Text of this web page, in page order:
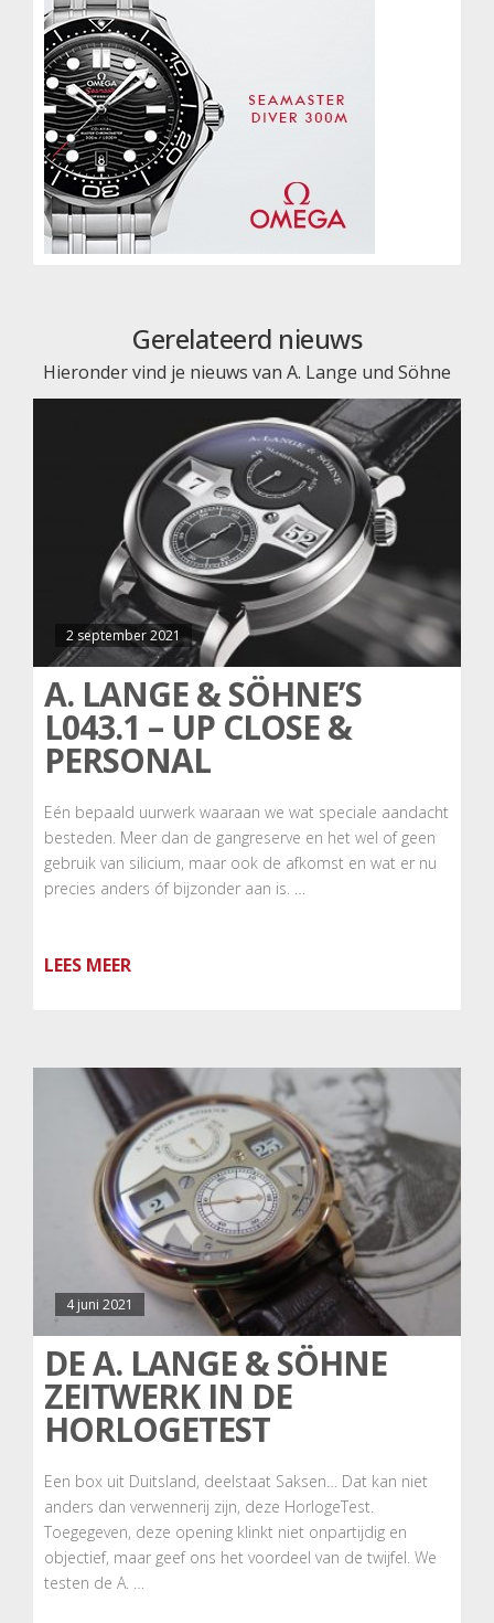
Gerelateerd nieuws
Hieronder vind je nieuws van A. Lange und Söhne
2 september 2021
A. LANGE & SÖHNE’S
L043.1 – UP CLOSE &
PERSONAL
Eén bepaald uurwerk waaraan we wat speciale aandacht
besteden. Meer dan de gangreserve en het wel of geen
gebruik van silicium, maar ook de afkomst en wat er nu
precies anders óf bijzonder aan is. …
LEES MEER
4 juni 2021
DE A. LANGE & SÖHNE
ZEITWERK IN DE
HORLOGETEST
Een box uit Duitsland, deelstaat Saksen… Dat kan niet
anders dan verwennerij zijn, deze HorlogeTest.
Toegegeven, deze opening klinkt niet onpartijdig en
objectief, maar geef ons het voordeel van de twijfel. We
testen de A. …